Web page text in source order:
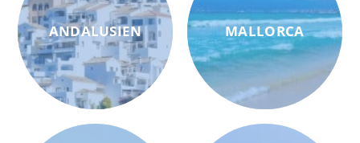
ANDALUSIEN MALLORCA